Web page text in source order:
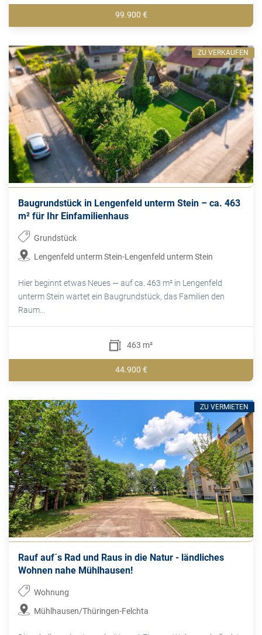
99.900 €
Baugrundstück in Lengenfeld unterm Stein – ca. 463
m² für Ihr Einfamilienhaus
Grundstück
Lengenfeld unterm Stein-Lengenfeld unterm Stein
Hier beginnt etwas Neues — auf ca. 463 m² in Lengenfeld
unterm Stein wartet ein Baugrundstück, das Familien den
Raum...
463 m²
44.900 €
ZU VERKAUFEN
Rauf auf´s Rad und Raus in die Natur - ländliches
Wohnen nahe Mühlhausen!
Wohnung
Mühlhausen/Thüringen-Felchta
ZU VERMIETEN